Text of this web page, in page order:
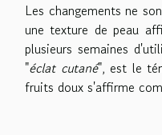
Les changements ne
une texture de peau
plusieurs semaines
"éclat cutané", est le
fruits doux s'affirme